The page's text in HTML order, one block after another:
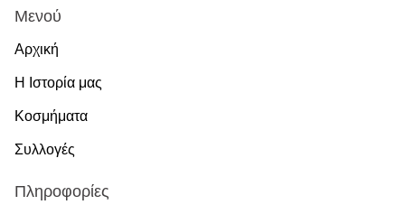
Μενού
Αρχική
Η Ιστορία μας
Κοσμήματα
Συλλογές
Πληροφορίες